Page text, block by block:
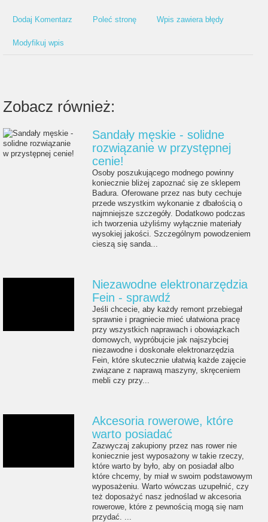
Dodaj Komentarz Poleć stronę Wpis zawiera błędy
Modyfikuj wpis
Zobacz również:
Sandały męskie - solidne
rozwiązanie w przystępnej
cenie!
Osoby poszukującego modnego powinny
koniecznie bliżej zapoznać się ze sklepem
Badura. Oferowane przez nas buty cechuje
przede wszystkim wykonanie z dbałością o
najmniejsze szczegóły. Dodatkowo podczas
ich tworzenia użyliśmy wyłącznie materiały
wysokiej jakości. Szczególnym powodzeniem
cieszą się sanda...
Niezawodne elektronarzędzia
Fein - sprawdź
Jeśli chcecie, aby każdy remont przebiegał
sprawnie i pragniecie mieć ułatwiona pracę
przy wszystkich naprawach i obowiązkach
domowych, wypróbujcie jak najszybciej
niezawodne i doskonałe elektronarzędzia
Fein, które skutecznie ułatwią każde zajęcie
związane z naprawą maszyny, skręceniem
mebli czy przy...
Akcesoria rowerowe, które
warto posiadać
Zazwyczaj zakupiony przez nas rower nie
koniecznie jest wyposażony w takie rzeczy,
które warto by było, aby on posiadał albo
które chcemy, by miał w swoim podstawowym
wyposażeniu. Warto wówczas uzupełnić, czy
też doposażyć nasz jednoślad w akcesoria
rowerowe, które z pewnością mogą się nam
przydać. ...